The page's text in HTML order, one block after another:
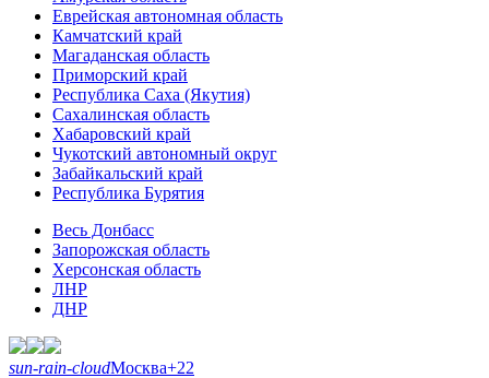
Еврейская автономная область
Камчатский край
Магаданская область
Приморский край
Республика Саха (Якутия)
Сахалинская область
Хабаровский край
Чукотский автономный округ
Забайкальский край
Республика Бурятия
Весь Донбасс
Запорожская область
Херсонская область
ЛНР
ДНР
sun-rain-cloudМосква+22